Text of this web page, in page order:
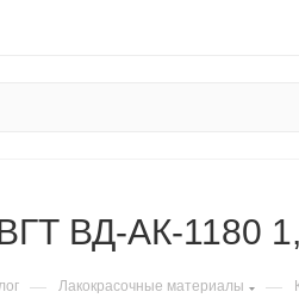
ВД-АК-1180
— Лакокрасочные материалы —